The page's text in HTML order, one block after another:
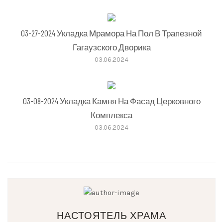
03-27-2024 Укладка Мрамора На Пол В Трапезной
Гагаузского Дворика
03.06.2024
03-08-2024 Укладка Камня На Фасад Церковного
Комплекса
03.06.2024
НАСТОЯТЕЛЬ ХРАМА